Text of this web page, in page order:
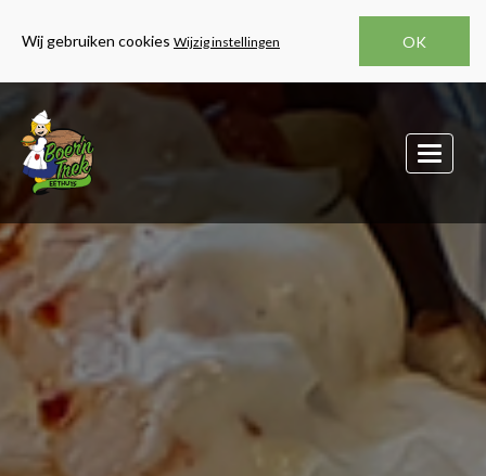
Wij gebruiken cookies Wijzig instellingen OK